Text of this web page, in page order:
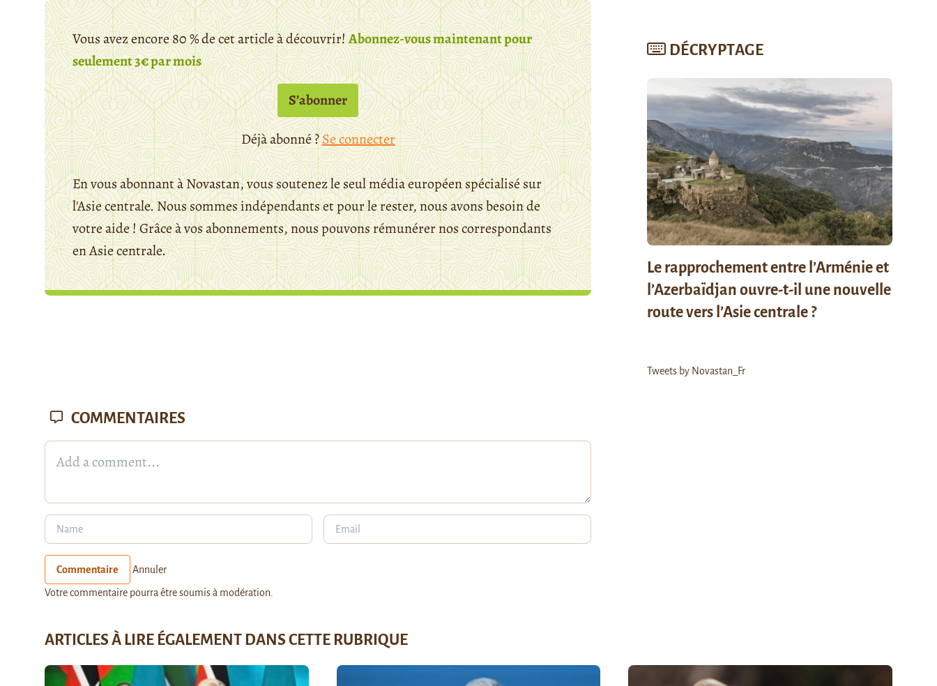
Vous avez encore 80 % de cet article à découvrir!Abonnez-vous maintenant pour
seulement 3€ par mois
S’abonner
Déjà abonné ?Se connecter
En vous abonnant à Novastan, vous soutenez le seul média européen spécialisé sur
l'Asie centrale. Nous sommes indépendants et pour le rester, nous avons besoin de
votre aide ! Grâce à vos abonnements, nous pouvons rémunérer nos correspondants
en Asie centrale.
DÉCRYPTAGE
Le rapprochement entre l’Arménie et
l’Azerbaïdjan ouvre-t-il une nouvelle
route vers l’Asie centrale ?
Tweets by Novastan_Fr
COMMENTAIRES
Commentaire Annuler
Votre commentaire pourra être soumis à modération.
ARTICLES À LIRE ÉGALEMENT DANS CETTE RUBRIQUE